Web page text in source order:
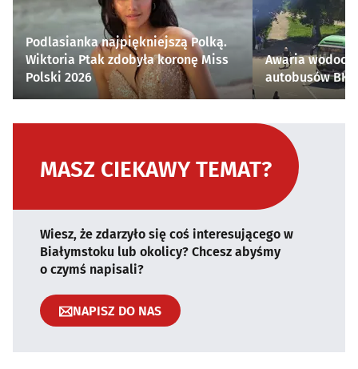
Podlasianka najpiękniejszą Polką.
Wiktoria Ptak zdobyła koronę Miss
Polski 2026
Awaria
autobusów
MASZ CIEKAWY TEMAT?
Wiesz, że zdarzyło się coś interesującego w
Białymstoku lub okolicy? Chcesz abyśmy
o czymś napisali?
NAPISZ DO NAS